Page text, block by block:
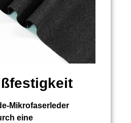
Mikrofaserleder
eine